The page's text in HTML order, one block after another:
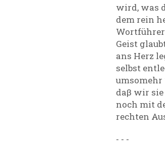
wird, was
dem rein
Geist
ans Herz
selbst
umsomehr
daβ wir
noch mit
rechten
- - -